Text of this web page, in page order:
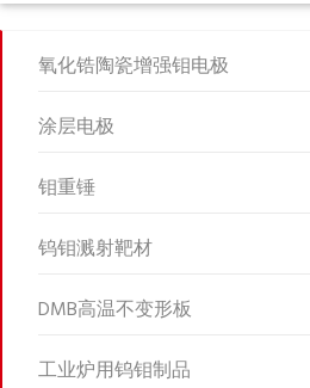
氧化锆陶瓷增强钼电极
涂层电极
钼重锤
钨钼溅射靶材
DMB高温不变形板
工业炉用钨钼制品